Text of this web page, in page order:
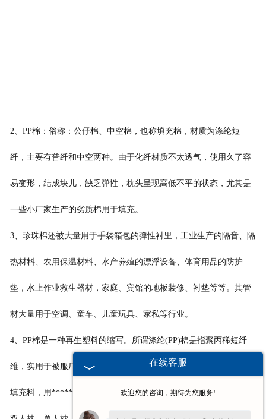
2、PP棉：俗称：公仔棉、中空棉，也称填充棉，材质为涤纶短
纤，主要有普纤和中空两种。由于化纤材质不太透气，使用久了容
易变形，结成块儿，缺乏弹性，枕头呈现高低不平的状态，尤其是
一些小厂家生产的劣质棉用于填充。
3、珍珠棉还被大量用于手袋箱包的弹性衬里，工业生产的隔音、隔
热材料、农用保温材料、水产养殖的漂浮设备、体育用品的防护
垫，水上作业救生器材，家庭、宾馆的地板装修、衬垫等等。其管
材大量用于空调、童车、儿童玩具、家私等行业。
4、PP棉是一种再生塑料的缩写。所谓涤纶(PP)棉是指聚丙稀短纤
维，实用于被服厂、玩具厂、喷胶棉厂、无纺布等厂家。以PP棉作
填充料，用*********梳棉机、行缝机和时新******的印花布制成的
在线客服
欢迎您的咨询，期待为您服务!